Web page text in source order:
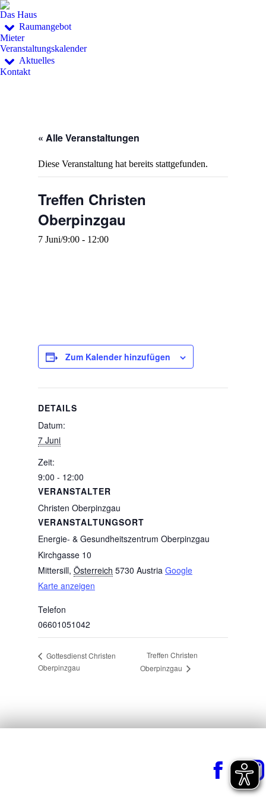
Das Haus
Raumangebot
Mieter
Veranstaltungskalender
Aktuelles
Kontakt
« Alle Veranstaltungen
Diese Veranstaltung hat bereits stattgefunden.
Treffen Christen
Oberpinzgau
7 Juni/9:00 - 12:00
Zum Kalender hinzufügen
DETAILS
Datum:
7 Juni
Zeit:
9:00 - 12:00
VERANSTALTUNGSORT
Energie- & Gesundheitszentrum Oberpinzgau
Kirchgasse 10
Mittersill, Österreich 5730 Austria Google
Karte anzeigen
Telefon
06601051042
VERANSTALTER
Christen Oberpinzgau
Gottesdienst Christen
Oberpinzgau
Treffen Christen
Oberpinzgau